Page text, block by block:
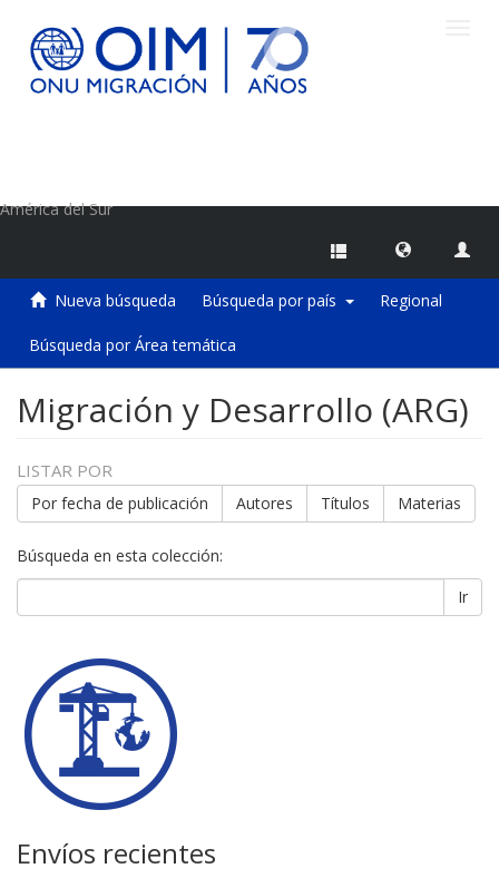
América del Sur
Nueva búsqueda Búsqueda por país Regional
Búsqueda por Área temática
Migración y Desarrollo (ARG)
LISTAR POR
Por fecha de publicación Autores Títulos Materias
Búsqueda en esta colección:
Ir
Envíos recientes